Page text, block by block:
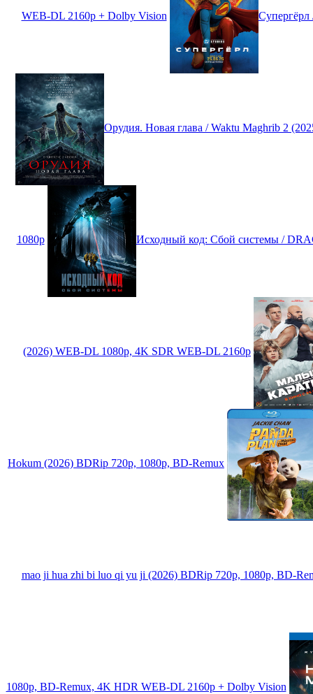
WEB-DL 2160p + Dolby Vision
Орудия. Новая глава / Waktu Maghrib 2
1080p Исходный код: Сбой системы /
(2026) WEB-DL 1080p, 4K SDR WEB-DL 2160p
Hokum (2026) BDRip 720p, 1080p, BD-Remux
mao ji hua zhi bi luo qi yu ji (2026) BDRip 720p, 1080p, BD-
1080p, BD-Remux, 4K HDR WEB-DL 2160p + Dolby Vision